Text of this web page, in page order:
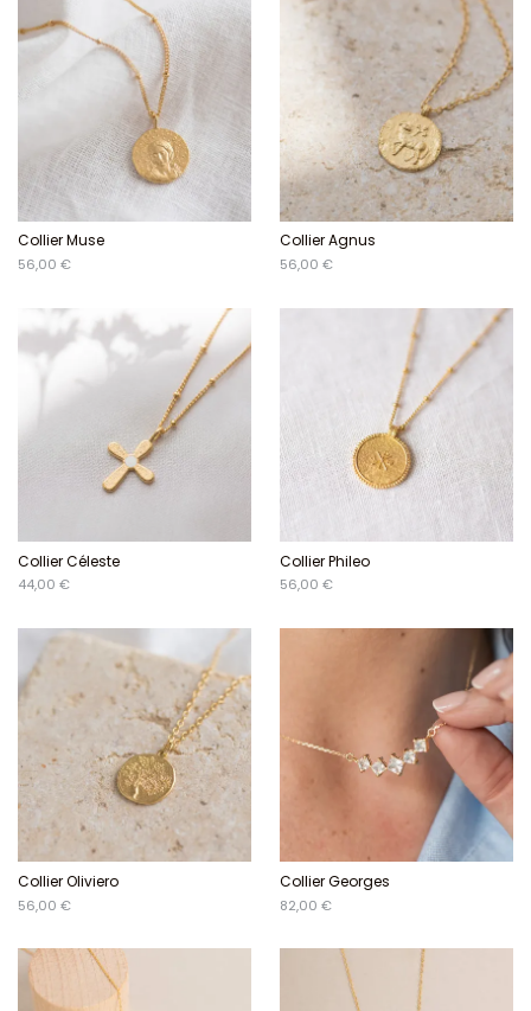
Collier Muse
56,00 €
Collier Agnus
56,00 €
Collier Céleste
44,00 €
Collier Phileo
56,00 €
Collier Oliviero
56,00 €
Collier Georges
82,00 €